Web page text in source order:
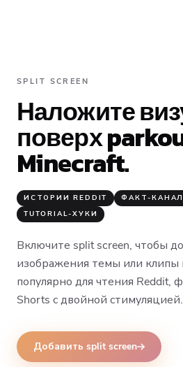
SPLIT SCREEN
Наложите
поверх
Minecraft.
ИСТОРИИ REDDIT ФАКТ-
TUTORIAL-ХУКИ
Включите split screen, чтобы
изображения темы или
популярно для чтения Reddit,
Shorts с двойной стимуляцией.
Добавить split screen